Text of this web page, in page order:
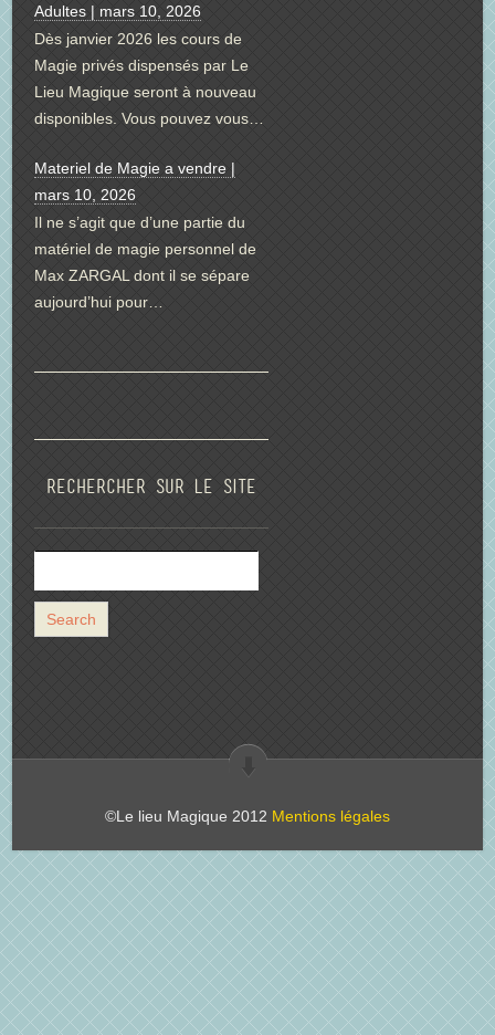
Adultes | mars 10, 2026
Dès janvier 2026 les cours de
Magie privés dispensés par Le
Lieu Magique seront à nouveau
disponibles. Vous pouvez vous…
Materiel de Magie a vendre |
mars 10, 2026
Il ne s’agit que d’une partie du
matériel de magie personnel de
Max ZARGAL dont il se sépare
aujourd’hui pour…
Rechercher sur le site
©Le lieu Magique 2012 Mentions légales